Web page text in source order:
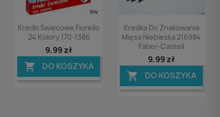
Podgląd
Kredki Świecowe Fiorello
24 Kolory 170-1386
9,99 zł
 DO KOSZYKA
Podgląd
Kredka Do Znakowania
Mięsa Niebieska 216984
Faber-Castell
9,99 zł
 DO KOSZYKA